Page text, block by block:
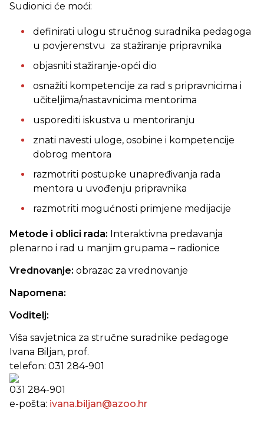
Sudionici će moći:
definirati ulogu stručnog suradnika pedagoga
u povjerenstvu za stažiranje pripravnika
objasniti stažiranje-opći dio
osnažiti kompetencije za rad s pripravnicima i
učiteljima/nastavnicima mentorima
usporediti iskustva u mentoriranju
znati navesti uloge, osobine i kompetencije
dobrog mentora
razmotriti postupke unapređivanja rada
mentora u uvođenju pripravnika
razmotriti mogućnosti primjene medijacije
Metode i oblici rada: Interaktivna predavanja
plenarno i rad u manjim grupama – radionice
Vrednovanje: obrazac za vrednovanje
Napomena:
Voditelj:
Viša savjetnica za stručne suradnike pedagoge
Ivana Biljan, prof.
telefon: 031 284-901
031 284-901
e-pošta: ivana.biljan@azoo.hr